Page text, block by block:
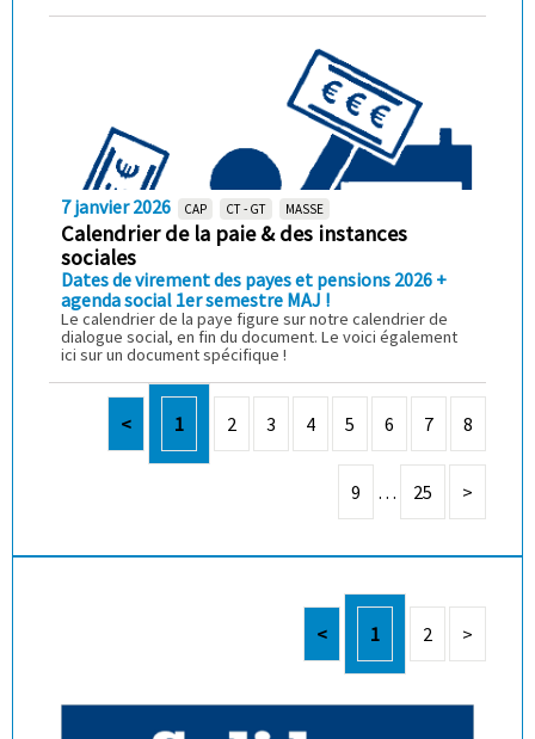
7 janvier 2026 CAP CT - GT MASSE
Calendrier de la paie & des instances
sociales
Dates de virement des payes et pensions 2026 +
agenda social 1er semestre MAJ !
Le calendrier de la paye figure sur notre calendrier de
dialogue social, en fin du document. Le voici également
ici sur un document spécifique !
< 1 2 3 4 5 6 7 8
9 … 25 >
< 1 2 >